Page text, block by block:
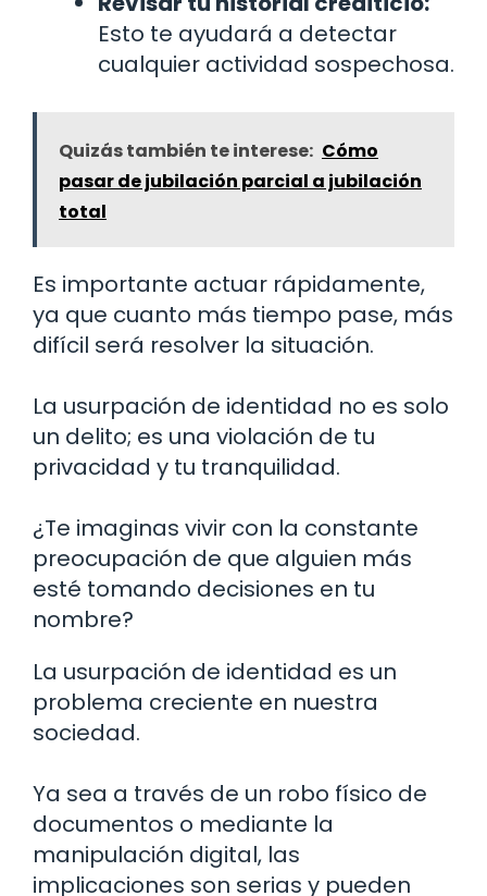
Esto te ayudará a detectar
cualquier actividad sospechosa.
Quizás también te interese: Cómo
pasar de jubilación parcial a jubilación
total
Es importante actuar rápidamente,
ya que cuanto más tiempo pase, más
difícil será resolver la situación.
La usurpación de identidad no es solo
un delito; es una violación de tu
privacidad y tu tranquilidad.
¿Te imaginas vivir con la constante
preocupación de que alguien más
esté tomando decisiones en tu
nombre?
La usurpación de identidad es un
problema creciente en nuestra
sociedad.
Ya sea a través de un robo físico de
documentos o mediante la
manipulación digital, las
implicaciones son serias y pueden